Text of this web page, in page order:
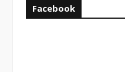
Facebook